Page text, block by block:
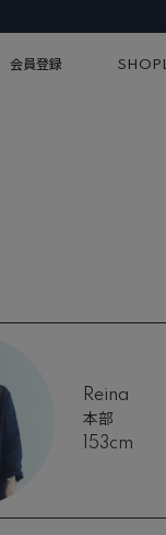
会員登録
Reina
本部
153cm